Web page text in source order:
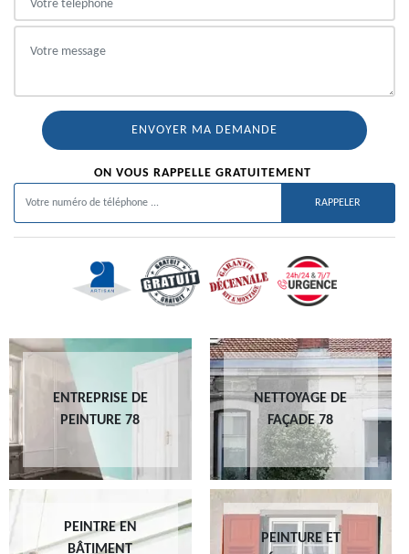
ON VOUS RAPPELLE GRATUITEMENT
ENTREPRISE DE
PEINTURE 78
NETTOYAGE DE
FAÇADE 78
PEINTRE EN
BÂTIMENT
PEINTURE ET